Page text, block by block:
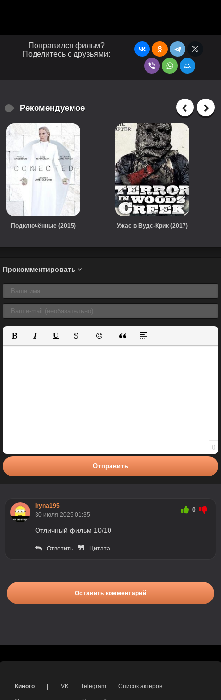
Понравился фильм?
Поделитесь с друзьями:
Рекомендуемое
Подключённые (2015) Ужас в Вудс-Крик (2017)
Прокомментировать
Полужирный
КурсивПодчеркнутый
ЗачеркнутыйВставить смайлик
Вставка цитаты
Вставка спойлера
0
Отправить
Iryna195
30 июля 2025 01:35
0
Отличный фильм 10/10
Ответить Цитата
Оставить комментарий
Киного VK Telegram Список актеров